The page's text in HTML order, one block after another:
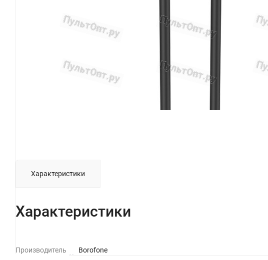
Характеристики
Характеристики
Производитель Borofone